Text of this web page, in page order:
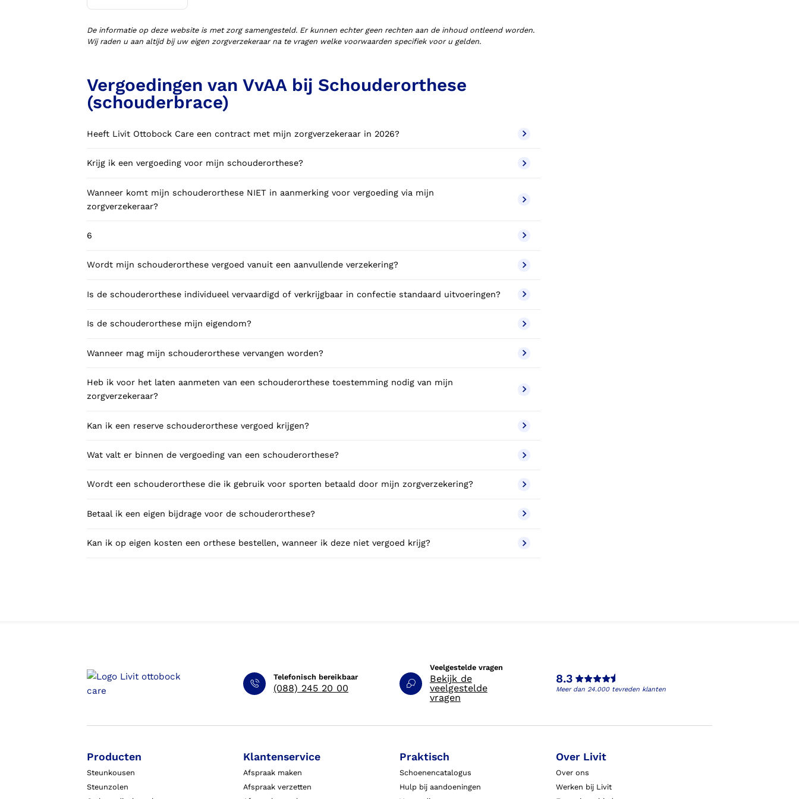
schoenen (VLOS)
De informatie op deze website is met zorg samengesteld. Er kunnen echter geen rechten aan de inhoud ontleend worden.
Wij raden u aan altijd bij uw eigen zorgverzekeraar na te vragen welke voorwaarden specifiek voor u gelden.
Vergoedingen van VvAA bij Schouderorthese
(schouderbrace)
Heeft Livit Ottobock Care een contract met mijn zorgverzekeraar in 2026?
Krijg ik een vergoeding voor mijn schouderorthese?
Wanneer komt mijn schouderorthese NIET in aanmerking voor vergoeding via mijn
zorgverzekeraar?
6
Wordt mijn schouderorthese vergoed vanuit een aanvullende verzekering?
Is de schouderorthese individueel vervaardigd of verkrijgbaar in confectie standaard uitvoeringen?
Is de schouderorthese mijn eigendom?
Wanneer mag mijn schouderorthese vervangen worden?
Heb ik voor het laten aanmeten van een schouderorthese toestemming nodig van mijn
zorgverzekeraar?
Kan ik een reserve schouderorthese vergoed krijgen?
Wat valt er binnen de vergoeding van een schouderorthese?
Wordt een schouderorthese die ik gebruik voor sporten betaald door mijn zorgverzekering?
Betaal ik een eigen bijdrage voor de schouderorthese?
Kan ik op eigen kosten een orthese bestellen, wanneer ik deze niet vergoed krijg?
Telefonisch bereikbaar
(088) 245 20 00
Veelgestelde vragen
Bekijk de
veelgestelde
vragen
8.3
Meer dan 24.000 tevreden klanten
Producten
Steunkousen
Steunzolen
Klantenservice
Afspraak maken
Afspraak verzetten
Praktisch
Schoenencatalogus
Hulp bij aandoeningen
Over Livit
Over ons
Werken bij Livit